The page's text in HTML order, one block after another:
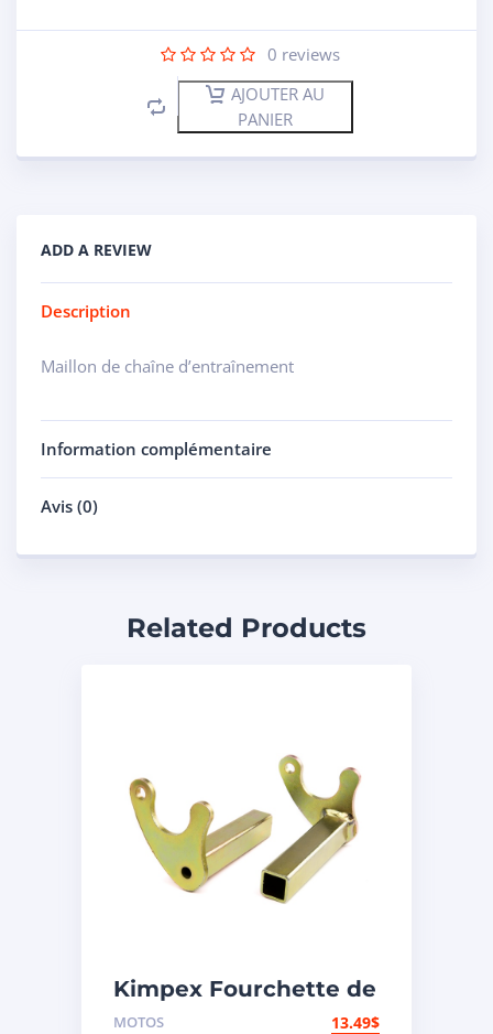
0 reviews
AJOUTER AU
PANIER
ADD A REVIEW
Description
Maillon de chaîne d’entraînement
Information complémentaire
Avis (0)
Related Products
Kimpex Fourchette de
support de
MOTOS 13.49$